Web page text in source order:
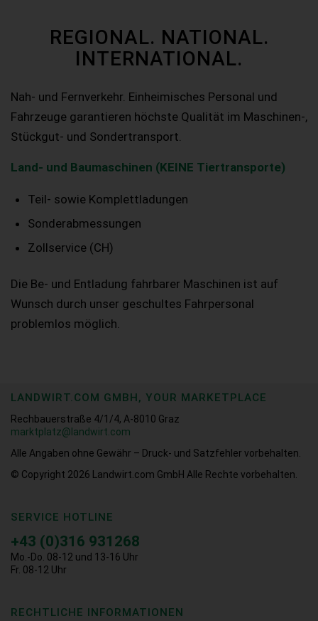
REGIONAL. NATIONAL.
INTERNATIONAL.
Nah- und Fernverkehr. Einheimisches Personal und
Fahrzeuge garantieren höchste Qualität im Maschinen-,
Stückgut- und Sondertransport.
Land- und Baumaschinen (KEINE Tiertransporte)
Teil- sowie Komplettladungen
Sonderabmessungen
Zollservice (CH)
Die Be- und Entladung fahrbarer Maschinen ist auf
Wunsch durch unser geschultes Fahrpersonal
problemlos möglich.
LANDWIRT.COM GMBH, YOUR MARKETPLACE
Rechbauerstraße 4/1/4, A-8010 Graz
marktplatz@landwirt.com
Alle Angaben ohne Gewähr – Druck- und Satzfehler vorbehalten.
© Copyright 2026
Landwirt.com GmbH Alle Rechte vorbehalten.
SERVICE HOTLINE
+43 (0)316 931268
Mo.-Do. 08-12 und 13-16 Uhr
Fr. 08-12 Uhr
RECHTLICHE INFORMATIONEN